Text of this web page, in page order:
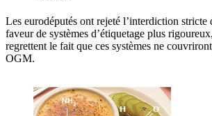
Les eurodéputés ont rejeté l’interdiction stricte
faveur de systèmes d’étiquetage plus
regrettent le fait que ces systèmes ne
OGM.